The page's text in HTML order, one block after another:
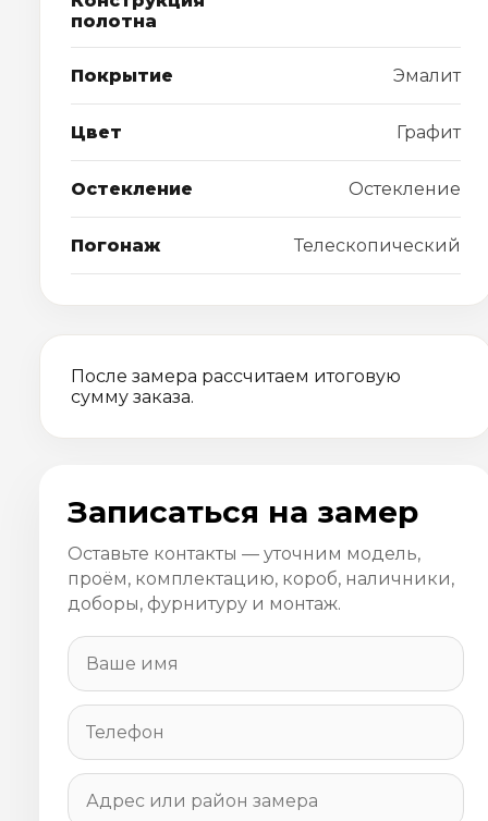
полотна
Покрытие Эмалит
Цвет Графит
Остекление Остекление
Погонаж Телескопический
После замера рассчитаем итоговую
сумму заказа.
Записаться на замер
Оставьте контакты — уточним модель,
проём, комплектацию, короб, наличники,
доборы, фурнитуру и монтаж.